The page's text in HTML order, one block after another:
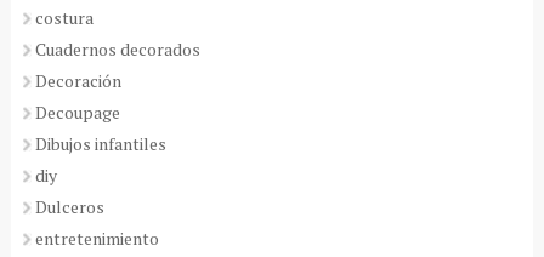
costura
Cuadernos decorados
Decoración
Decoupage
Dibujos infantiles
diy
Dulceros
entretenimiento